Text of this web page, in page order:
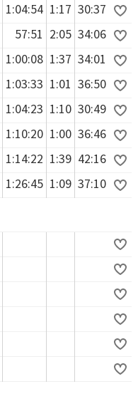
1:04:54 1:17 30:37
57:51 2:05 34:06
1:00:08 1:37 34:01
1:03:33 1:01 36:50
1:04:23 1:10 30:49
1:10:20 1:00 36:46
1:14:22 1:39 42:16
1:26:45 1:09 37:10